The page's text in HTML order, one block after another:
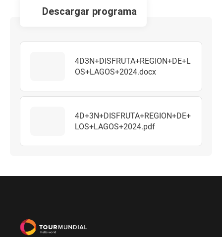
descargar programa
4D3N+DISFRUTA+REGION+DE+L
OS+LAGOS+2024.docx
4D+3N+DISFRUTA+REGION+DE+
LOS+LAGOS+2024.pdf